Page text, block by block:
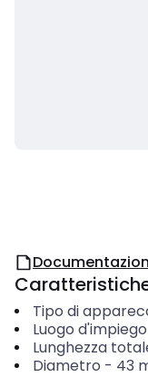
Tipo di
Luogo d'impiego
Lunghezza
Diametro - 43